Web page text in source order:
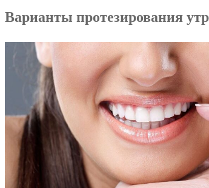
Варианты протезирования